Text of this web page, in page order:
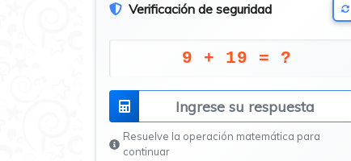
Verificación de seguridad
9 + 19 = ?
Resuelve la operación matemática para
continuar